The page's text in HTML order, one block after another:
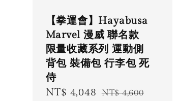
【拳運會】Hayabusa
Marvel 漫威 聯名款
限量收藏系列 運動側
背包 裝備包 行李包 死
侍
Sale
NT$ 4,048 Regular
NT$ 4,600